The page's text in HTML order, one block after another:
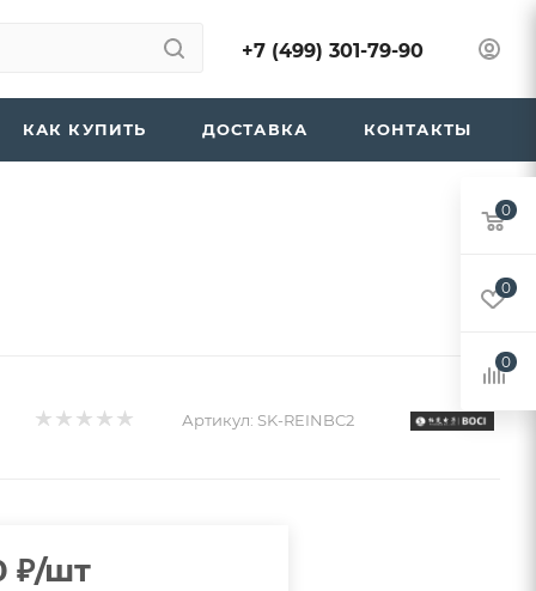
+7 (499) 301-79-90
КАК КУПИТЬ ДОСТАВКА КОНТАКТЫ
Артикул: SK-REINBC2
₽/шт
0
0
0